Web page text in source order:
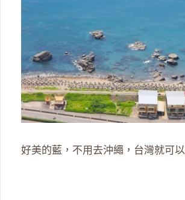
好美的藍，不用去沖繩，台灣就可